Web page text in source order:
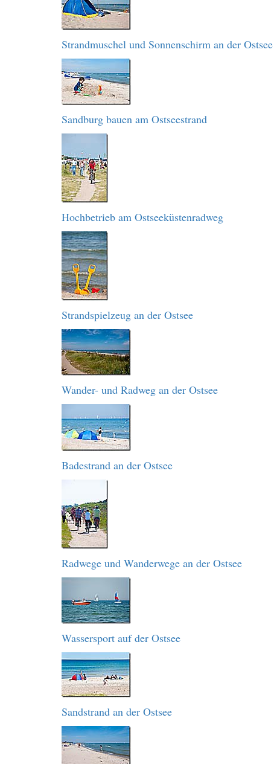
Strandmuschel und Sonnenschirm an der Ostsee
Sandburg bauen am Ostseestrand
Hochbetrieb am Ostseeküstenradweg
Strandspielzeug an der Ostsee
Wander- und Radweg an der Ostsee
Badestrand an der Ostsee
Radwege und Wanderwege an der Ostsee
Wassersport auf der Ostsee
Sandstrand an der Ostsee